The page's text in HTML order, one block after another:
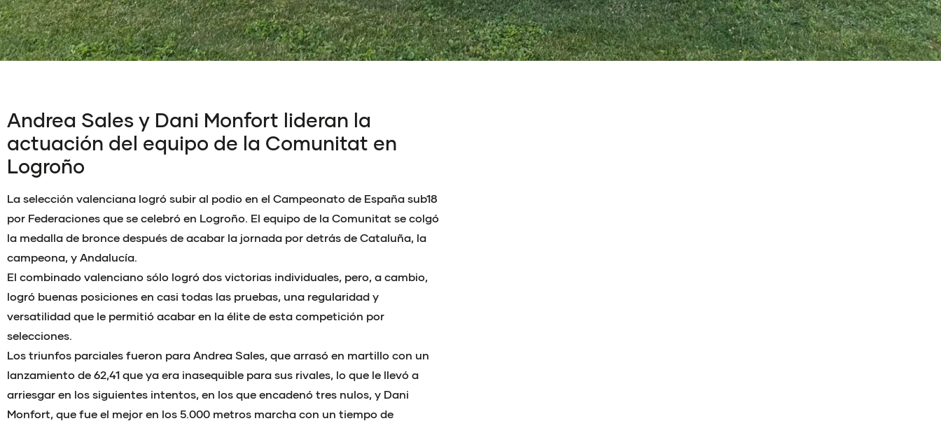
Andrea Sales y Dani Monfort lideran la
actuación del equipo de la Comunitat en
Logroño
La selección valenciana logró subir al podio en el Campeonato de España sub18
por Federaciones que se celebró en Logroño. El equipo de la Comunitat se colgó
la medalla de bronce después de acabar la jornada por detrás de Cataluña, la
campeona, y Andalucía.
El combinado valenciano sólo logró dos victorias individuales, pero, a cambio,
logró buenas posiciones en casi todas las pruebas, una regularidad y
versatilidad que le permitió acabar en la élite de esta competición por
selecciones.
Los triunfos parciales fueron para Andrea Sales, que arrasó en martillo con un
lanzamiento de 62,41 que ya era inasequible para sus rivales, lo que le llevó a
arriesgar en los siguientes intentos, en los que encadenó tres nulos, y Dani
Monfort, que fue el mejor en los 5.000 metros marcha con un tiempo de